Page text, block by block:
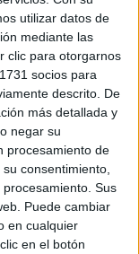
utilizar datos de
mediante las
clic para otorgarnos
socios para
descrito. De
más detallada y
negar su
procesamiento de
consentimiento,
Sus
Puede cambiar
en cualquier
en el botón
en un día.
medir el grado de
que puede que
sube el
las carcajadas de
de nuestra
más rápido